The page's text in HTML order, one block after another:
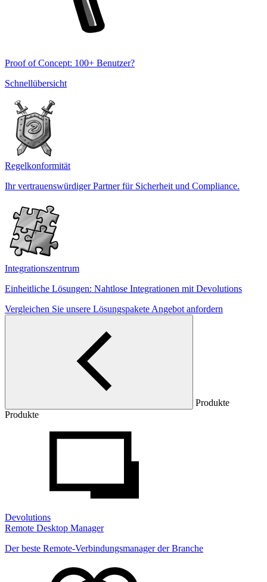
Proof of Concept: 100+ Benutzer?
Schnellübersicht
Regelkonformität
Ihr vertrauenswürdiger Partner für Sicherheit und Compliance.
Integrationszentrum
Einheitliche Lösungen: Nahtlose Integrationen mit Devolutions
Vergleichen Sie unsere Lösungspakete Angebot anfordern
Produkte
Produkte
Devolutions
Remote Desktop Manager
Der beste Remote-Verbindungsmanager der Branche